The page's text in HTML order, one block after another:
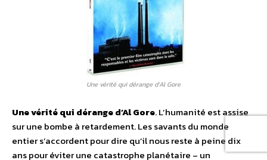
Une vérité qui dérange d’Al Gore
Une vérité qui dérange d’Al Gore. L’humanité est assise
sur une bombe à retardement. Les savants du monde
entier s’accordent pour dire qu’il nous reste à peine dix
ans pour éviter une catastrophe planétaire – un